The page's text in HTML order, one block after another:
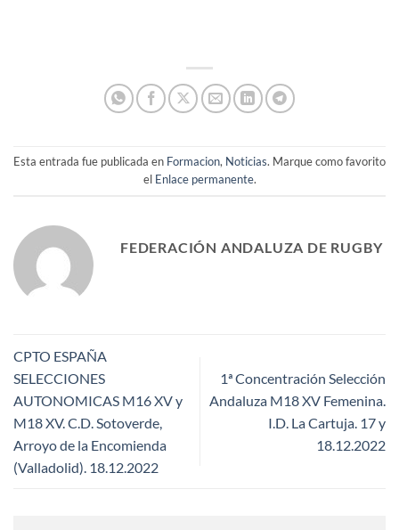
Esta entrada fue publicada en Formacion, Noticias. Marque como favorito
el Enlace permanente.
FEDERACIÓN ANDALUZA DE RUGBY
CPTO ESPAÑA
SELECCIONES
AUTONOMICAS M16 XV y
M18 XV. C.D. Sotoverde,
Arroyo de la Encomienda
(Valladolid). 18.12.2022
1ª Concentración Selección
Andaluza M18 XV Femenina.
I.D. La Cartuja. 17 y
18.12.2022